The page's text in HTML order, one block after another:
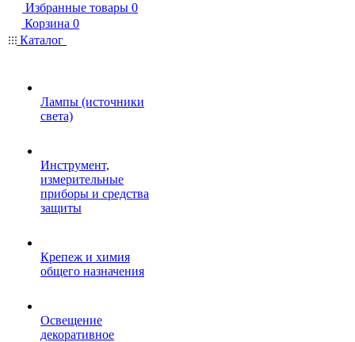
Избранные товары 0
Корзина 0
Каталог
Лампы (источники
света)
Инструмент,
измерительные
приборы и средства
защиты
Крепеж и химия
общего назначения
Освещение
декоративное